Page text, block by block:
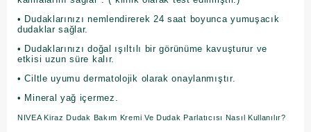
• Dudaklarınızı nemlendirerek 24 saat boyunca yumuşacık
dudaklar sağlar.
• Dudaklarınızı doğal ışıltılı bir görünüme kavuşturur ve
etkisi uzun süre kalır.
• Ciltle uyumu dermatolojik olarak onaylanmıştır.
• Mineral yağ içermez.
NIVEA Kiraz Dudak Bakım Kremi Ve Dudak Parlatıcısı Nasıl Kullanılır?